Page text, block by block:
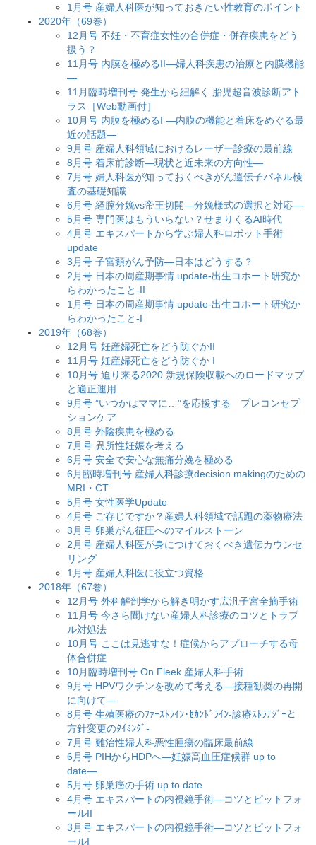
1月号 産婦人科医が知っておきたい性教育のポイント
2020年（69巻）
12月号 不妊・不育症女性の合併症・併存疾患をどう
扱う？
11月号 内膜を極めるII―婦人科疾患の治療と内膜機能
―
11月臨時増刊号 発生から紐解く 胎児超音波診断アト
ラス［Web動画付］
10月号 内膜を極めるI ―内膜の機能と着床をめぐる最
近の話題―
9月号 産婦人科領域におけるレーザー診療の最前線
8月号 着床前診断―現状と近未来の方向性―
7月号 婦人科医が知っておくべきがん遺伝子パネル検
査の基礎知識
6月号 経腟分娩vs帝王切開―分娩様式の選択と対応―
5月号 専門医はもういらない？せまりくるAI時代
4月号 エキスパートから学ぶ婦人科ロボット手術
update
3月号 子宮頸がん予防―日本はどうする？
2月号 日本の周産期事情 update-出生コホート研究か
らわかったこと-II
1月号 日本の周産期事情 update-出生コホート研究か
らわかったこと-I
2019年（68巻）
12月号 妊産婦死亡をどう防ぐかII
11月号 妊産婦死亡をどう防ぐか I
10月号 迫り来る2020 新規保険収載へのロードマップ
と適正運用
9月号 ”いつかはママに…”を応援する プレコンセプ
ションケア
8月号 外陰疾患を極める
7月号 異所性妊娠を考える
6月号 安全で安心な無痛分娩を極める
6月臨時増刊号 産婦人科診療decision makingのための
MRI・CT
5月号 女性医学Update
4月号 ご存じですか？産婦人科領域で話題の薬物療法
3月号 卵巣がん征圧へのマイルストーン
2月号 産婦人科医が身につけておくべき遺伝カウンセ
リング
1月号 産婦人科医に役立つ資格
2018年（67巻）
12月号 外科解剖学から解き明かす広汎子宮全摘手術
11月号 今さら聞けない産婦人科診療のコツとトラブ
ル対処法
10月号 ここは見逃すな！症候からアプローチする母
体合併症
10月臨時増刊号 On Fleek 産婦人科手術
9月号 HPVワクチンを改めて考える―接種勧奨の再開
に向けて―
8月号 生殖医療のﾌｧｰｽﾄﾗｲﾝ･ｾｶﾝﾄﾞﾗｲﾝ-診療ｽﾄﾗﾃｼﾞｰと
方針変更のﾀｲﾐﾝｸﾞ-
7月号 難治性婦人科悪性腫瘍の臨床最前線
6月号 PIHからHDPへ―妊娠高血圧症候群 up to
date―
5月号 卵巣癌の手術 up to date
4月号 エキスパートの内視鏡手術―コツとピットフォ
ールII
3月号 エキスパートの内視鏡手術―コツとピットフォ
ールI